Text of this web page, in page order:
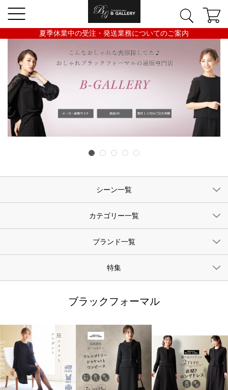
夏季休業中の受注・発送業務についてのご案内
シーン一覧
カテゴリー一覧
ブランド一覧
特集
ブラックフォーマル